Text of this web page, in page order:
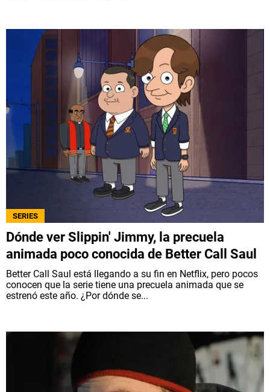
SERIES
Dónde ver Slippin' Jimmy, la precuela
animada poco conocida de Better Call Saul
Better Call Saul está llegando a su fin en Netflix, pero pocos
conocen que la serie tiene una precuela animada que se
estrenó este año. ¿Por dónde se...